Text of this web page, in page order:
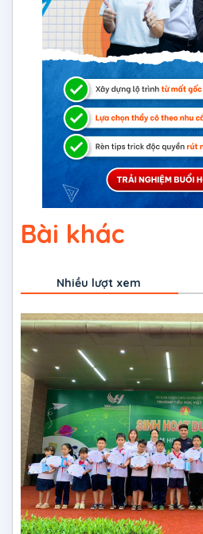
Bài khác
Nhiều lượt xem